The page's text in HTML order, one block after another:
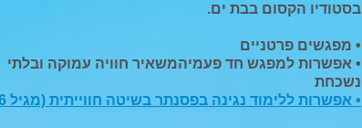
בסטודיו הקסום בבת ים.
• מפגשים פרטניים
• אפשרות למפגש חד פעמיהמשאיר חוויה עמוקה ובלתי
נשכחת
• אפשרות ללימוד נגינה בפסנתר בשיטה חווייתית (מגיל 6)